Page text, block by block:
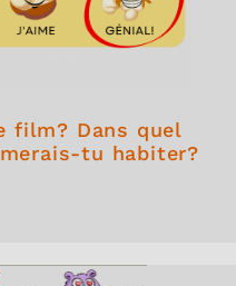
film? Dans quel
tu habiter?